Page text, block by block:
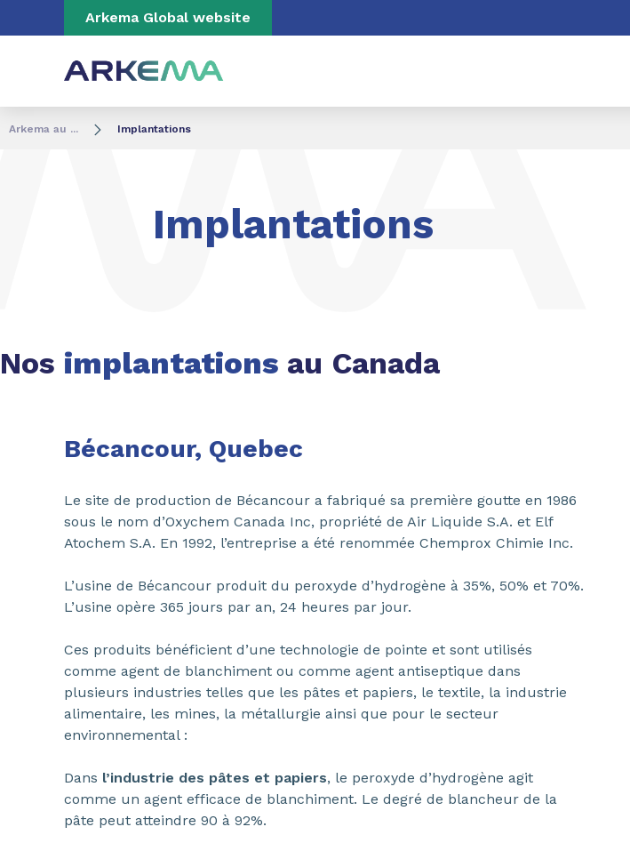
Aller au contenu Aller au menu
Arkema Global website
Arkema au ... Implantations
Implantations
Nos implantations au Canada
Bécancour, Quebec
Le site de production de Bécancour a fabriqué sa première goutte en 1986
sous le nom d’Oxychem Canada Inc, propriété de Air Liquide S.A. et Elf
Atochem S.A. En 1992, l’entreprise a été renommée Chemprox Chimie Inc.
L’usine de Bécancour produit du peroxyde d’hydrogène à 35%, 50% et 70%.
L’usine opère 365 jours par an, 24 heures par jour.
Ces produits bénéficient d’une technologie de pointe et sont utilisés
comme agent de blanchiment ou comme agent antiseptique dans
plusieurs industries telles que les pâtes et papiers, le textile, la industrie
alimentaire, les mines, la métallurgie ainsi que pour le secteur
environnemental :
Dans l’industrie des pâtes et papiers, le peroxyde d’hydrogène agit
comme un agent efficace de blanchiment. Le degré de blancheur de la
pâte peut atteindre 90 à 92%.